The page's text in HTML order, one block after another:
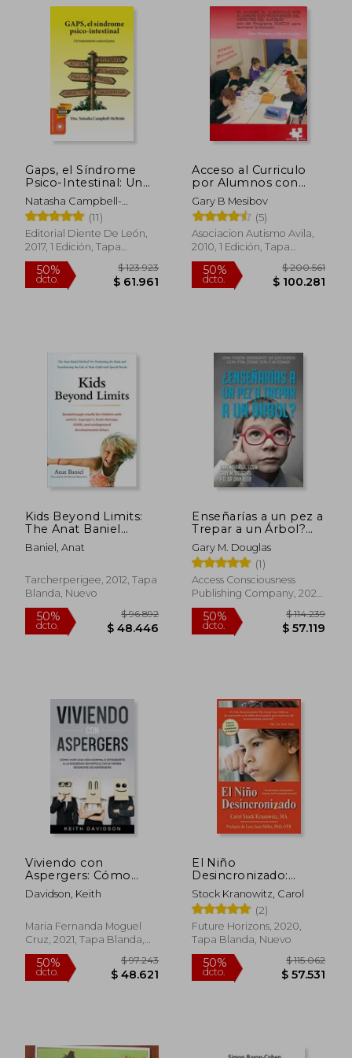
dcto. $ 55.130 dcto.
50%
dcto.
50%
dcto.
Gaps, el Síndrome
Psico-Intestinal: Un
Tratamiento Natural
Para el Autismo, la
Dispraxia, el Trastorno
por Déficit de
Atención con o sin. Y
(Salud y Plantas)
Natasha Campbell-
McBride
(11)
Editorial Diente De León,
2017, 1 Edición, Tapa
Blanda, Nuevo
50%
dcto.
$ 123.923
$ 61.961
Acceso al Curriculo
por Alumnos con
Trastornos del
Espectro del
Autismo, el: Uso del
Programa Teacch
Para Favorecer la
Gary B Mesibov
(5)
Asociacion Autismo Avila,
2010, 1 Edición, Tapa
Blanda,Usado
50%
dcto.
Kids Beyond Limits:
The Anat Baniel
Method for
Awakening the Brain
Life of Your Child
With Special Needs
Baniel, Anat
Tarcherperigee, 2012, Tapa
Blanda, Nuevo
Enseñarías a un pez a
Trepar a un Árbol?
(Spanish)
Gary M. Douglas
(1)
Access Consciousness
Publishing Company, 2021,
Tapa Blanda, Nuevo
Viviendo con
Aspergers: Cómo
Vivir una Vida Normal
e Integrarte a la
si Tienes Síndrome de
Aspergers
Davidson, Keith
Maria Fernanda Moguel
Cruz, 2021, Tapa Blanda,
Nuevo
El Niño
Desincronizado:
Reconociendo y
Enfrentando el
Trastorno de
Procesamiento
Sensorial: Spanish
Of-Synch Child
Stock Kranowitz, Carol
(2)
Future Horizons, 2020,
Tapa Blanda, Nuevo